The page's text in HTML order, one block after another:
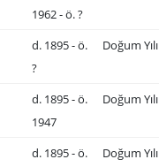
1962 - ö. ?
d. 1895 - ö.
?
Doğum Yılı
d. 1895 - ö.
1947
Doğum Yılı
d. 1895 - ö.
Doğum Yılı